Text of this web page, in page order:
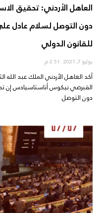
العاهل الأردني: تحقيق
دون التوصل لسلام عادل
للقانون الدولي
يوليو 7, 2021
أكد العاهل الأردني الملك عبد الله
القبرصي نيكوس أناستاسيادس إن
دون التوصل